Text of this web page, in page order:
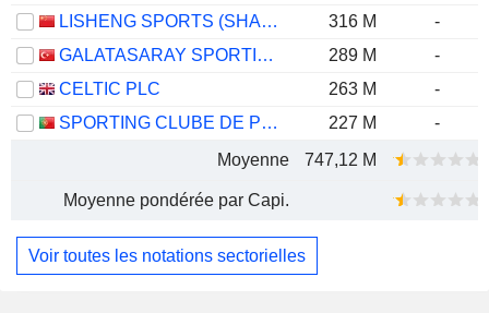
LISHENG SPORTS (SHANGHAI) CO.,LTD
316 M
-
GALATASARAY SPORTIF SINAI VE TICARI YATIRIMLAR
289 M
-
CELTIC PLC
263 M
-
SPORTING CLUBE DE PORTUGAL-FUTEBOL
227 M
-
Moyenne
747,12 M
Moyenne pondérée par Capi.
Voir toutes les notations sectorielles